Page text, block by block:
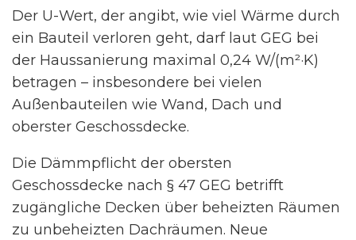
Der U-Wert, der angibt, wie viel Wärme durch
ein Bauteil verloren geht, darf laut GEG bei
der Haussanierung maximal 0,24 W/(m²·K)
betragen – insbesondere bei vielen
Außenbauteilen wie Wand, Dach und
oberster Geschossdecke.
Die Dämmpflicht der obersten
Geschossdecke nach § 47 GEG betrifft
zugängliche Decken über beheizten Räumen
zu unbeheizten Dachräumen. Neue